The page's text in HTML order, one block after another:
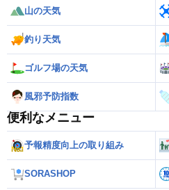
山の天気
釣り天気
ゴルフ場の天気
風邪予防指数
便利なメニュー
予報精度向上の取り組み
SORASHOP